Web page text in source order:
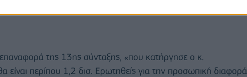
επαναφορά της 13ης σύνταξης, «που κατήργησε ο κ.
είναι περίπου 1,2 δισ. Ερωτηθείς για την προσωπική διαφορά